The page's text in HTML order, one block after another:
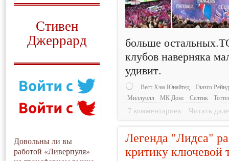
Стивен
Джеррард
Довольны ли вы
работой «Ливерпуля»
больше
клубов наверняка
удивит.
Вест Хэм Юнайтед
Глазго
Миллуолл
МК Донс Селтик
7 комментариев Читать
Легенда "Лидса"
критику ключевой